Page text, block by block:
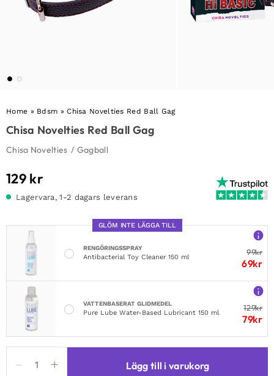
Home » Bdsm »Chisa Novelties Red Ball Gag
Chisa Novelties Red Ball Gag
Chisa Novelties / Gagball
129 kr
Lagervara, 1-2 dagars leverans
GLÖM INTE LÄGGA TILL
RENGÖRINGSSPRAY
Antibacterial Toy Cleaner 150 ml
99kr
69kr
VATTENBASERAT GLIDMEDEL
Pure Lube Water-Based Lubricant 150 ml
129kr
79kr
Novelties
Lägg till i varukorg